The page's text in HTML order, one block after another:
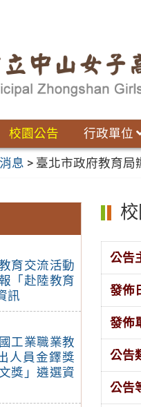
校園公告 行政單位
息 > 臺北市政府教育局
育交流活動
「赴陸教育
訊
工業職業教
人員金鐸獎
獎」遴選資
公告
發佈
發佈
公告
公告